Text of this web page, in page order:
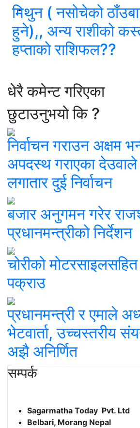
मिथुन ( नसोचेको
हुने),, अन्य राशीको
हप्ताको राशिफल??
धेरै कमेन्ट गरिएका
छुटाउनुभयो कि ?
निर्वाचन गराउन अक्षम
अपदस्थ गराएका देउवाले
लगातार दुई निर्वाचन
बजार अनुगमन गरेर
प्रधानमन्त्रीको निर्देशन
चोरीको
पक्राउ
प्रधानमन्त्री र एमाले
भेटवार्ता, उच्चस्तरीय
अझै अनिर्णित
सम्पर्क
Sagarmatha Today Pvt. Ltd
Belbari, Morang Nepal